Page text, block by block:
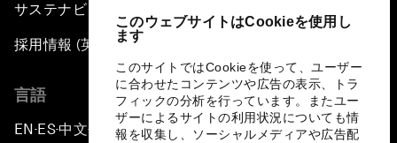
このウェブサイトはCookieを使用し
ます
このサイトではCookieを使って、ユーザー
に合わせたコンテンツや広告の表示、トラ
フィックの分析を行っています。またユー
ザーによるサイトの利用状況についても情
報を収集し、ソーシャルメディアや広告配
サステナビリティへの取り組み
採用情報 (英語のみ)
言語
EN ▪ ES▪中文▪ 日本語